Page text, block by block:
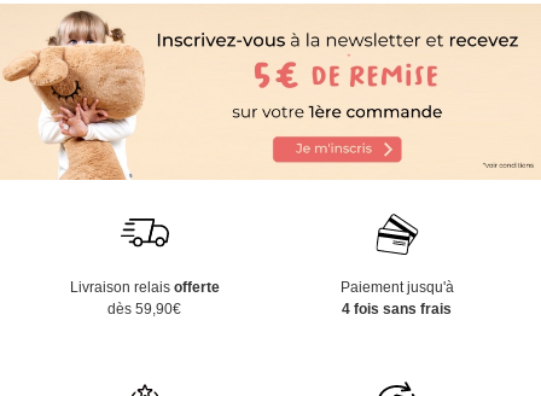
Livraison relais offerte
dès 59,90€
Paiement jusqu'à
4 fois sans frais